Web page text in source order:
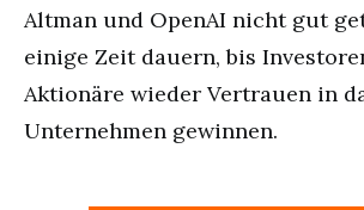
Altman und OpenAI nicht gut
einige Zeit dauern, bis
Aktionäre wieder Vertrauen in
Unternehmen gewinnen.